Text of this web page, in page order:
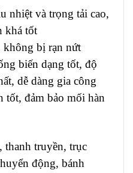
nhiệt và trọng tải cao,
khá tốt
không bị rạn nứt
biến dạng tốt, độ
dễ dàng gia công
tốt, đảm bảo mối hàn
thanh truyền, trục
động, bánh